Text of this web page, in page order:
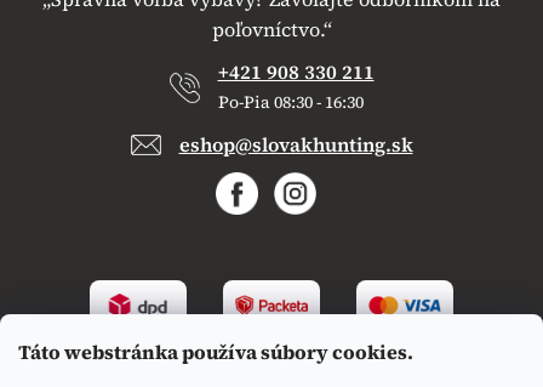
Táto webstránka používa súbory cookies.
poľovníctvo.“
+421 908 330 211
Po-Pia 08:30 - 16:30
eshop@slovakhunting.sk